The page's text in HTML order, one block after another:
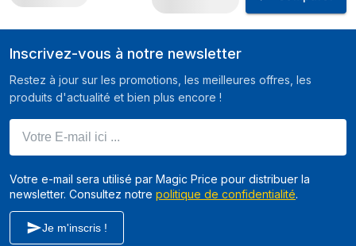
Comparateur de prix Feuilles azyme
Inscrivez-vous à notre newsletter
Restez à jour sur les promotions, les meilleures offres, les
produits d'actualité et bien plus encore !
Votre e-mail sera utilisé par Magic Price pour distribuer la
newsletter. Consultez notre politique de confidentialité.
Je m'inscris !